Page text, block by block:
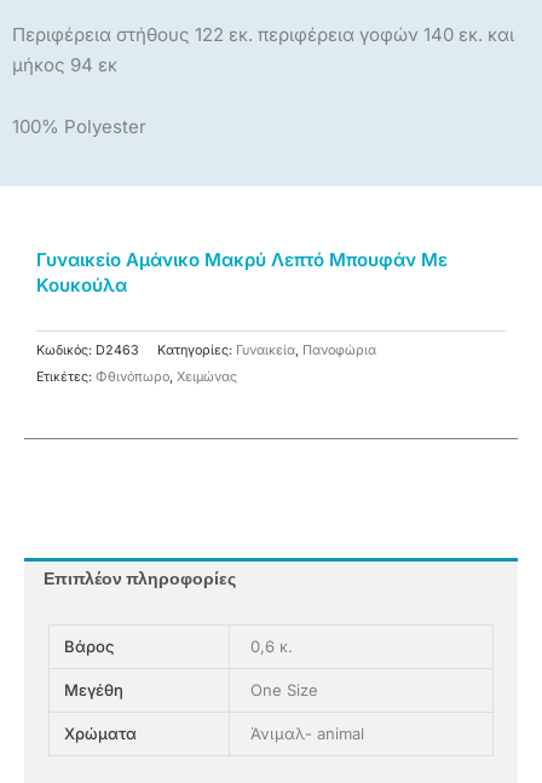
Περιφέρεια στήθους 122 εκ. περιφέρεια γοφών 140 εκ. και
μήκος 94 εκ
100% Polyester
Γυναικείο Αμάνικο Μακρύ Λεπτό Μπουφάν Με
Κουκούλα
Κωδικός: D2463 Κατηγορίες: Γυναικεία, Πανοφώρια
Ετικέτες: Φθινόπωρο, Χειμώνας
Επιπλέον πληροφορίες
Βάρος 0,6 κ.
Μεγέθη One Size
Χρώματα Άνιμαλ- animal